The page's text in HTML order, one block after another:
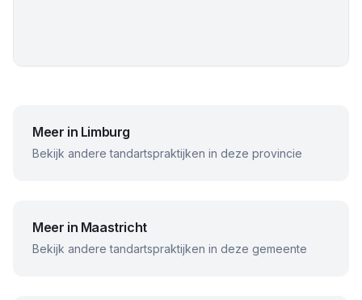
Meer in Limburg
Bekijk andere tandartspraktijken in deze provincie
Meer in Maastricht
Bekijk andere tandartspraktijken in deze gemeente